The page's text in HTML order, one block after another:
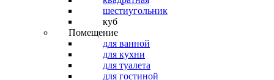
шестиугольник
куб
Помещение
для ванной
для кухни
для туалета
для гостиной